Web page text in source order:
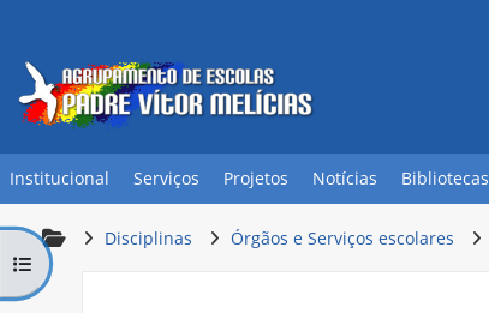
Institucional Serviços Projetos Notícias Bibliotecas
Abrir índice da disciplina
Disciplinas Órgãos e Serviços escolares